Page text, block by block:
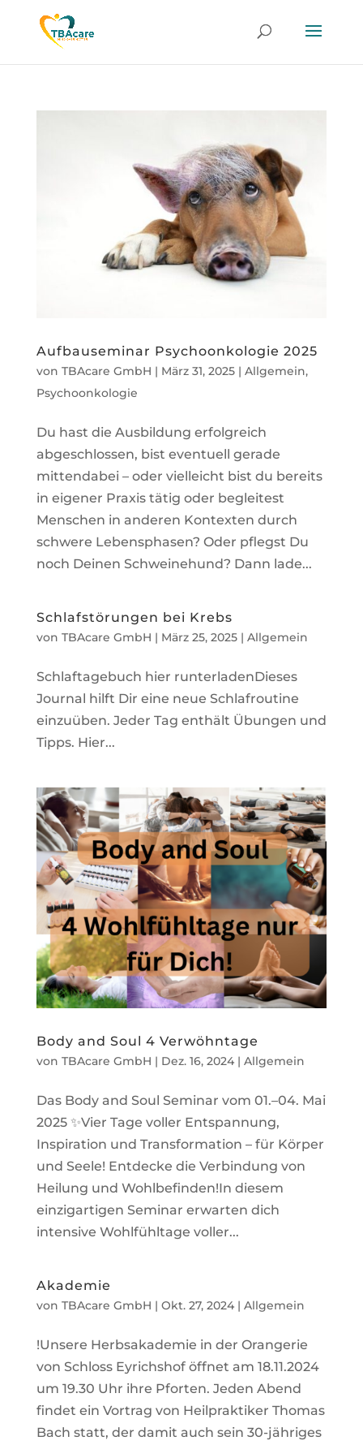
Aufbauseminar Psychoonkologie 2025
von TBAcare GmbH | März 31, 2025| Allgemein,
Psychoonkologie
Du hast die Ausbildung erfolgreich
abgeschlossen, bist eventuell gerade
mittendabei – oder vielleicht bist du bereits
in eigener Praxis tätig oder begleitest
Menschen in anderen Kontexten durch
schwere Lebensphasen? Oder pflegst Du
noch Deinen Schweinehund? Dann lade...
Schlafstörungen bei Krebs
von TBAcare GmbH | März 25, 2025| Allgemein
Schlaftagebuch hier runterladenDieses
Journal hilft Dir eine neue Schlafroutine
einzuüben. Jeder Tag enthält Übungen und
Tipps. Hier...
Body and Soul 4 Verwöhntage
von TBAcare GmbH | Dez. 16, 2024| Allgemein
Das Body and Soul Seminar vom 01.–04. Mai
2025 ✨Vier Tage voller Entspannung,
Inspiration und Transformation – für Körper
und Seele! Entdecke die Verbindung von
Heilung und Wohlbefinden!In diesem
einzigartigen Seminar erwarten dich
intensive Wohlfühltage voller...
Akademie
von TBAcare GmbH | Okt. 27, 2024| Allgemein
!Unsere Herbsakademie in der Orangerie
von Schloss Eyrichshof öffnet am 18.11.2024
um 19.30 Uhr ihre Pforten. Jeden Abend
findet ein Vortrag von Heilpraktiker Thomas
Bach statt, der damit auch sein 30-jähriges